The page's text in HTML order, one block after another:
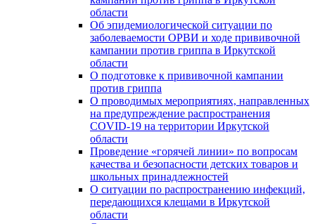
области
Об эпидемиологической ситуации по
заболеваемости ОРВИ и ходе прививочной
кампании против гриппа в Иркутской
области
О подготовке к прививочной кампании
против гриппа
О проводимых мероприятиях, направленных
на предупреждение распространения
COVID-19 на территории Иркутской
области
Проведение «горячей линии» по вопросам
качества и безопасности детских товаров и
школьных принадлежностей
О ситуации по распространению инфекций,
передающихся клещами в Иркутской
области